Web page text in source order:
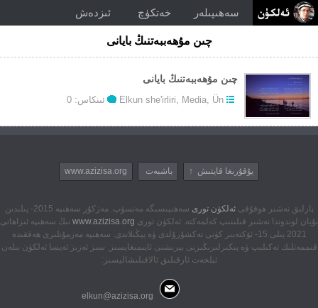
سەھىپىلەر خەتكۈچ ئىزدەش
چىن مۇھەببەتنىڭ بايانى
چىن مۇھەببەتنىڭ بايانى
Elkun she'irliri, Media, Ün ئىنكاس: 0
يۇقۇرىغا قايتىش ↑ باشبەت www.azizisa.org
بارلىق نەشىر ھوقۇقىئەلكۈن تورى
سەھىپىسىگە مەنسۈپ. مەزكۇر سەھىپە 2015- يىلىدىن
بۇيان لوندوندا نەشىر قىلىنىپ كەلمەكتە. ئەلكۈن تورى www.azizisa.org نىڭ سەھىپە ئىزاھاتى
2021 يىلى 15- ئۆكتەبىر كۈنى تەكشۇرۇلدى ۋە يېڭىلاندى. سەھىپە مەزمۇنلىرى ھەققىدە
قىممەتلىك تەكىلىپ ۋە پىكىرلىرىڭىزنى بېرىشنى ئايىمىغايسىز. سىز ئەزىز ئەيسا ئەلكۈن بىلەن
ئېلخەت ئارقىلىق ئالاقىلىشاليسىز: